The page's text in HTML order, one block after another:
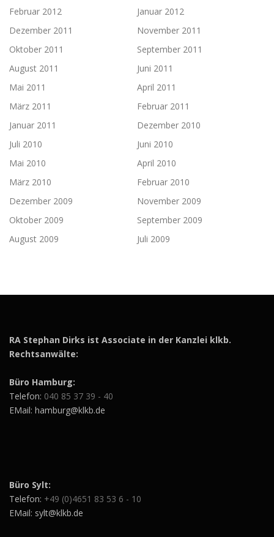
Februar 2012
Januar 2012
Dezember 2011
November 2011
Oktober 2011
September 2011
August 2011
Juni 2011
Mai 2011
April 2011
März 2011
Februar 2011
Januar 2011
Dezember 2010
Juli 2010
Juni 2010
Mai 2010
April 2010
März 2010
Februar 2010
Dezember 2009
November 2009
Oktober 2009
September 2009
August 2009
Juli 2009
RA Stephan Dirks ist Associate in der Kanzlei klkb.
Rechtsanwälte:
Büro Hamburg:
Telefon: 040 85 37 39 - 40
EMail: hamburg@klkb.de
Büro Sylt:
Telefon: +49 (0)4651 83 53 6 - 10
EMail: sylt@klkb.de